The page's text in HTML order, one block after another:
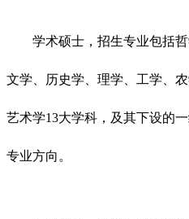
学术硕士，招生专业包括哲
文学、历史学、理学、工学、
艺术学13大学科，及其下设的
专业方向。